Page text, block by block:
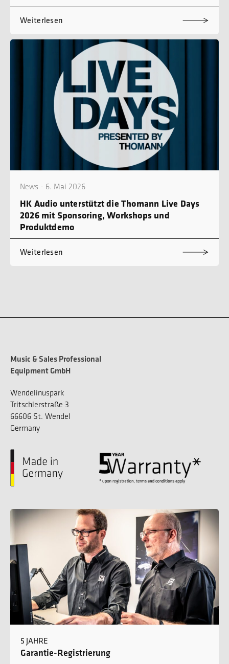
Weiterlesen
News - 6. Mai 2026
HK Audio unterstützt die Thomann Live Days
2026 mit Sponsoring, Workshops und
Produktdemo
Weiterlesen
Music & Sales Professional
Equipment GmbH
Wendelinuspark
Tritschlerstraße 3
66606 St. Wendel
Germany
5 JAHRE
Garantie-Registrierung